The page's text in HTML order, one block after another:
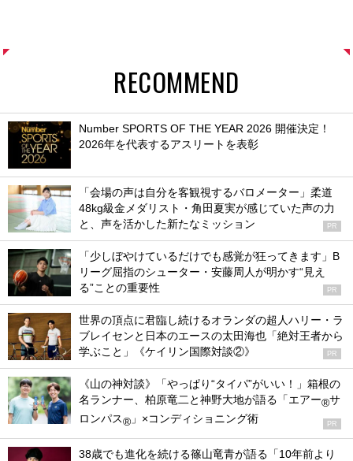
RECOMMEND
Number SPORTS OF THE YEAR 2026 開催決定！
2026年を代表するアスリートを表彰
「会場の声は自分を客観視するバロメーター」柔道
48kg級金メダリスト・角田夏実が感じていた声の力
と、声を活かした新たなミッション
PR
「少しぼやけているだけでも感覚が狂ってきます」B
リーグ屈指のシューター・安藤周人が明かす“見え
る”ことの重要性
PR
世界の頂点に君臨し続けるオランダの超人ハリー・ラ
ブレイセンと日本のエースの太田海也「絶対王者から
学ぶこと」《ケイリン国際対談②》
PR
《山の神対談》「やっぱり“タイパ”がいい！」箱根の
名ランナー、柏原竜二と神野大地が語る「エアー®サ
ロンパス® 」×コンディショニング術 PR
38歳でも進化を続ける篠山竜青が語る「10年前より